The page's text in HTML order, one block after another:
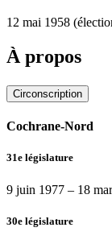
12 mai 1958
À propos
Circonscription
Cochrane-Nord
31e législature
9 juin 1977 – 18
30e législature